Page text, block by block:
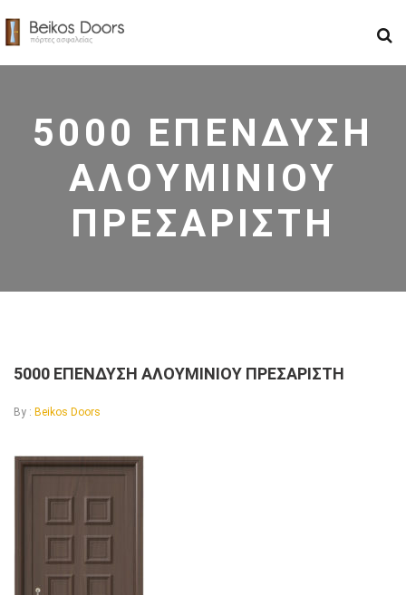
5000 ΕΠΕΝΔΥΣΗ
ΑΛΟΥΜΙΝΙΟΥ
ΠΡΕΣΑΡΙΣΤΗ
5000 ΕΠΕΝΔΥΣΗ ΑΛΟΥΜΙΝΙΟΥ ΠΡΕΣΑΡΙΣΤΗ
By : Beikos Doors